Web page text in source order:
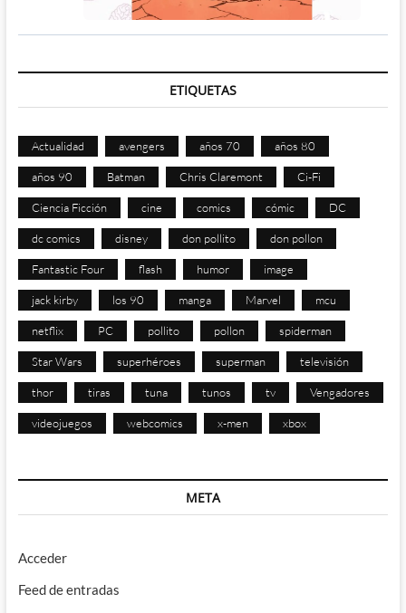
ETIQUETAS
Actualidad avengers años 70 años 80
años 90 Batman Chris Claremont Ci-Fi
Ciencia Ficción cine comics cómic DC
dc comics disney don pollito don pollon
Fantastic Four flash humor image
jack kirby los 90 manga Marvel mcu
netflix PC pollito pollon spiderman
Star Wars superhéroes superman televisión
thor tiras tuna tunos tv Vengadores
videojuegos webcomics x-men xbox
META
Acceder
Feed de entradas